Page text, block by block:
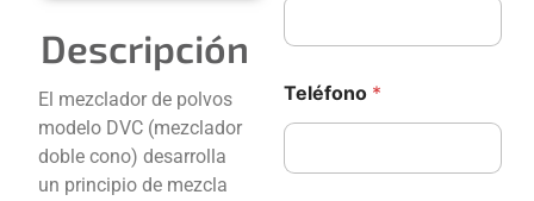
Descripción
El mezclador de polvos
modelo DVC (mezclador
doble cono) desarrolla
un principio de mezcla
Teléfono *